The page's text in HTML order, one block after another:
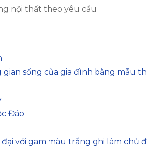
nội thất theo yêu cầu
sống của gia đình bằng mẫu
Đáo
với gam màu trắng ghi làm chủ